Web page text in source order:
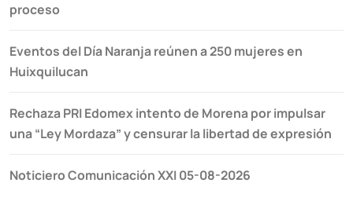
proceso
Eventos del Día Naranja reúnen a 250 mujeres en
Huixquilucan
Rechaza PRI Edomex intento de Morena por impulsar
una “Ley Mordaza” y censurar la libertad de expresión
Noticiero Comunicación XXI 05-08-2026